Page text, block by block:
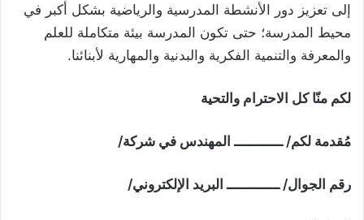
إلى تعزيز دور الأنشطة المدرسية والرياضية بشكل أكبر في
محيط المدرسة؛ حتى تكون المدرسة بيئة متكاملة للعلم
والمعرفة والتنمية الفكرية والبدنية والمهارية لأبنائنا.
لكم منّا كل الاحترام والتحية
مُقدمة لكم/ ــــــــــــ المهندس في شركة/
رقم الجوال/ ـــــــــــــ البريد الإلكتروني/